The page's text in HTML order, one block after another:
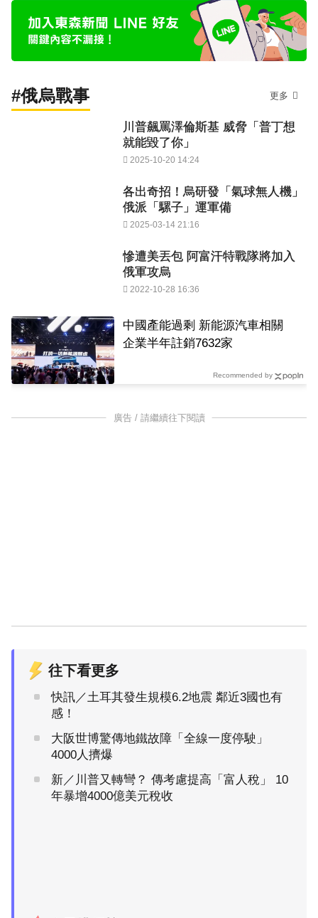
#俄烏戰事 更多
川普飆罵澤倫斯基 威脅「普丁想
就能毀了你」
2025-10-20 14:24
各出奇招！烏研發「氣球無人機」
俄派「騾子」運軍備
2025-03-14 21:16
慘遭美丟包 阿富汗特戰隊將加入
俄軍攻烏
2022-10-28 16:36
中國產能過剩 新能源汽車相關
企業半年註銷7632家
Recommended by
廣告 / 請繼續往下閱讀
往下看更多
快訊／土耳其發生規模6.2地震 鄰近3國也有
感！
大阪世博驚傳地鐵故障「全線一度停駛」
4000人擠爆
新／川普又轉彎？ 傳考慮提高「富人稅」 10
年暴增4000億美元稅收